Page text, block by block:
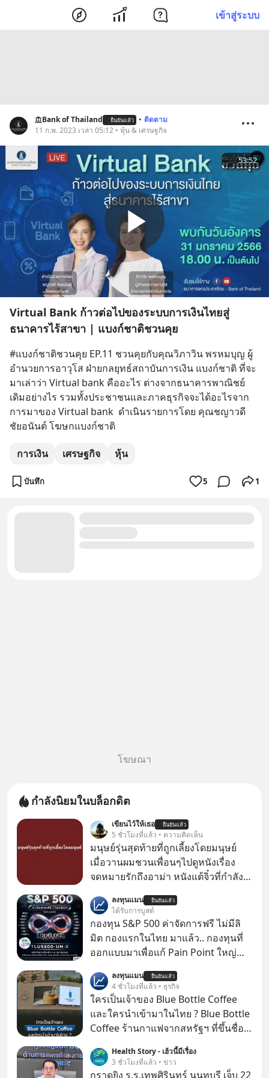
เข้าสู่ระบบ
Bank of Thailand ยืนยันแล้ว • ติดตาม
11 ก.พ. 2023 เวลา 05:12 • หุ้น & เศรษฐกิจ
53:52
Virtual Bank ก้าวต่อไปของระบบการเงินไทยสู่
ธนาคารไร้สาขา | แบงก์ชาติชวนคุย
#แบงก์ชาติชวนคุย EP.11 ชวนคุยกับคุณวิภาวิน พรหมบุญ ผู้
อำนวยการอาวุโส ฝ่ายกลยุทธ์สถาบันการเงิน แบงก์ชาติ ที่จะ
มาเล่าว่า Virtual bank คืออะไร ต่างจากธนาคารพาณิชย์
เดิมอย่างไร รวมทั้งประชาชนและภาคธุรกิจจะได้อะไรจาก
การมาของ Virtual bank  ดำเนินรายการโดย คุณชญาวดี
ชัยอนันต์ โฆษกแบงก์ชาติ
การเงิน เศรษฐกิจ หุ้น
บันทึก 5 1
โฆษณา
กำลังนิยมในบล็อกดิต
เขียนไว้ให้เธอ ยืนยันแล้ว
5 ชั่วโมงที่แล้ว • ความคิดเห็น
มนุษย์รุ่นสุดท้ายที่ถูกเลี้ยงโดยมนุษย์
เมื่อวานผมชวนเพื่อนๆไปดูหนังเรื่อง
จดหมายรักถึงอาม่า หนังแต้จิ๋วที่กำลัง
ป๊าผมเห็นโปสเตอร์หนังเรื่องนี้หลาย
เดือนก่อนและอยากดูมาก ด้วยเพราะว่า
อากงก็มาจากเมืองจีน ป๊าก็พูดแต้จิ๋วได้
มีเรื่องราวมีความผูกพันที่ได้ยินตั้งแต่
ลงทุนแมน ยืนยันแล้ว
ได้รับการบูสต์
กองทุน S&P 500 ค่าจัดการฟรี ไม่มีลิ
มิต กองแรกในไทย มาแล้ว.. กองทุนที่
ออกแบบมาเพื่อแก้ Pain Point ใหญ่
ลงทุนแมน ยืนยันแล้ว
4 ชั่วโมงที่แล้ว • ธุรกิจ
ใครเป็นเจ้าของ Blue Bottle Coffee
และใครนำเข้ามาในไทย ? Blue Bottle
Coffee ร้านกาแฟจากสหรัฐฯ ที่ขึ้นชื่อ
แรกในประเทศไทย ที่ Central Park
Health Story - เฮ้วนี้มีเรื่อง
3 ชั่วโมงที่แล้ว • ข่าว
กราดยิง ร.ร.เทพศิรินทร์ นนทบุรี เจ็บ 22